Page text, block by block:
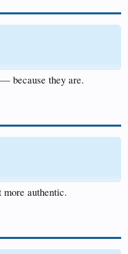
because they are.
more authentic.